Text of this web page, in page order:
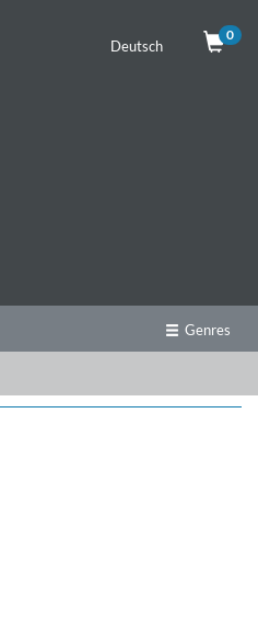
Deutsch
0
Genres